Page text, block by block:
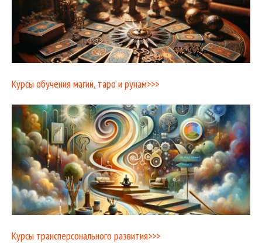
Курсы обучения магии, таро и рунам>>>
Курсы трансперсонального развития>>>